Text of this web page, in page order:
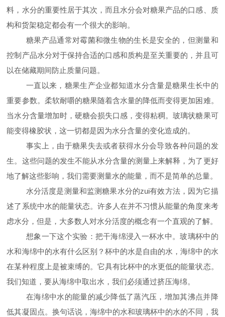
料，水分的重要性居于其次，而且水分会对糖果产品的口感、质
构和货架稳定都会有一个很大的影响。
糖果产品通常对霉菌和微生物的生长是安全的，但测量和
控制产品水分对于保持合适的口感和质构是至关重要的，并且可
以在储藏期间防止质量问题。
一直以来，糖果生产企业都知道水分含量是糖果生长中的
重要参数。柔软耐嚼的糖果随着含水量的降低而变得更加困难。
当水分含量增加时，硬糖会损失口感，变得粘稠。玻璃状糖果可
能变得橡胶状，这一切都是因为水分含量的变化造成的。
事实上，由于糖果失去或者获得水分会导致各种问题的发
生。这些问题的发生不能从水分含量的测量上来解释，为了更好
地了解这些影响，我们需要测量水的能量，而不是简单的总量。
水分活度是测量和监测糖果水分的zui有效方法，因为它描
述了系统中水的能量状态。许多人在并不习惯从能量的角度来考
虑水分，但是，大多数人对水分活度的概念有一个直观的了解。
想象一下这个实验：把干海绵浸入一杯水中。玻璃杯中的
水和海绵中的水有什么区别？杯中的水是自由的水，海绵中的水
在某种程度上是被束缚的。它具有比杯中的水更低的能量状态。
我们知道，要从海绵中取出水，我们必须通过挤压海绵。
在海绵中水的能量的减少降低了蒸汽压，增加其沸点并降
低其凝固点。换句话说，海绵中的水和玻璃杯中的水的不同，我